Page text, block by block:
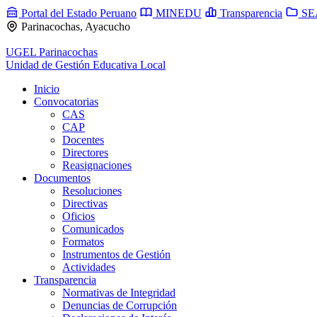
Portal del Estado Peruano MINEDU Transparencia
Parinacochas, Ayacucho
UGEL Parinacochas
Unidad de Gestión Educativa Local
Inicio
Convocatorias
CAS
CAP
Docentes
Directores
Reasignaciones
Documentos
Resoluciones
Directivas
Oficios
Comunicados
Formatos
Instrumentos de Gestión
Actividades
Transparencia
Normativas de Integridad
Denuncias de Corrupción